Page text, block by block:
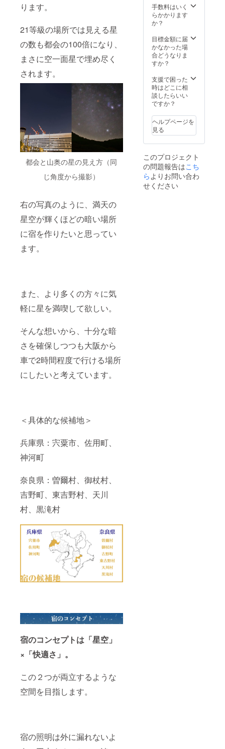
ります。
21等級の場所では見える星
の数も都会の100倍になり、
まさに空一面星で埋め尽く
されます。
都会と山奥の星の見え方（同
じ角度から撮影）
右の写真のように、満天の
星空が輝くほどの暗い場所
に宿を作りたいと思ってい
ます。
また、より多くの方々に気
軽に星を満喫して欲しい。
そんな想いから、十分な暗
さを確保しつつも大阪から
車で2時間程度で行ける場所
にしたいと考えています。
＜具体的な候補地＞
兵庫県：宍粟市、佐用町、
神河町
奈良県：曽爾村、御杖村、
吉野町、東吉野村、天川
村、黒滝村
宿のコンセプトは「星空」
×「快適さ」。
この２つが両立するような
空間を目指します。
宿の照明は外に漏れないよ
禁じま
す。
たも星
の世界
<DVDの
内容> 1.
星空紹
の探し
方 ・夏
の星座
の探し
の星座
の探し
方 ・冬
の星座
方 2.星
空撮影
・カメ
ラに星
を写す
寧に感
謝の心
た、お
礼のお
手紙 ☆
要望を
宿に反
映させ
る権利
の例>
・一人
でゆっ
たり星
れるよ
う、一
人用の
椅子を
用意し
手数料はいく
らかかります
か？
目標金額に届
かなかった場
合どうなりま
すか？
支援で困った
時はどこに相
談したらいい
ですか？
ヘルプページを
見る
このプロジェクト
の問題報告はこち
らよりお問い合わ
せください